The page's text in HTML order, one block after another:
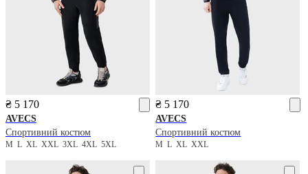
₴ 5 170
AVECS
Спортивний костюм
M L XL XXL 3XL 4XL 5XL
₴ 5 170
AVECS
Спортивний костюм
MLXLXXL